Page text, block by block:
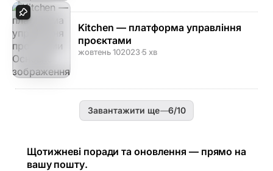
Kitchen — платформа управління
проєктами
жовтень 102023·5 хв
Завантажити ще—6/10
Щотижневі поради та оновлення — прямо на
вашу пошту.